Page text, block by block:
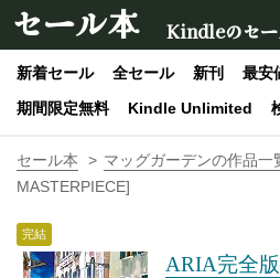
セール本 Kindleのセー
新着セール 全セール 新刊 最安
期間限定無料
Kindle Unlimited
セール本 マッグガーデンの作品一
MASTERPIECE]
完結
ARIA完全